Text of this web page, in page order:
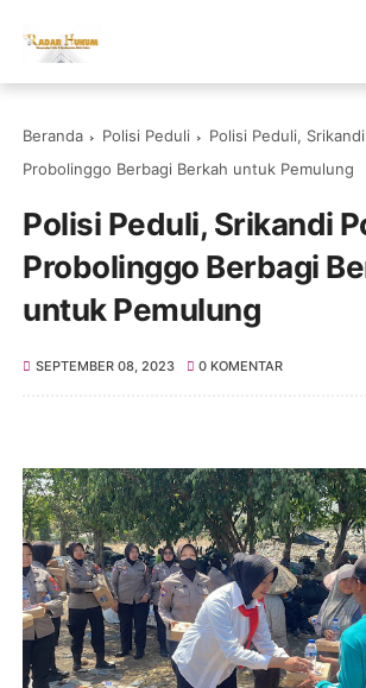
Beranda Polisi Peduli
Polisi Peduli,
Probolinggo Berbagi Berkah untuk Pemulung
Polisi Peduli, Srikandi
Probolinggo Berbagi
untuk Pemulung
SEPTEMBER 08, 2023 0 KOMENTAR